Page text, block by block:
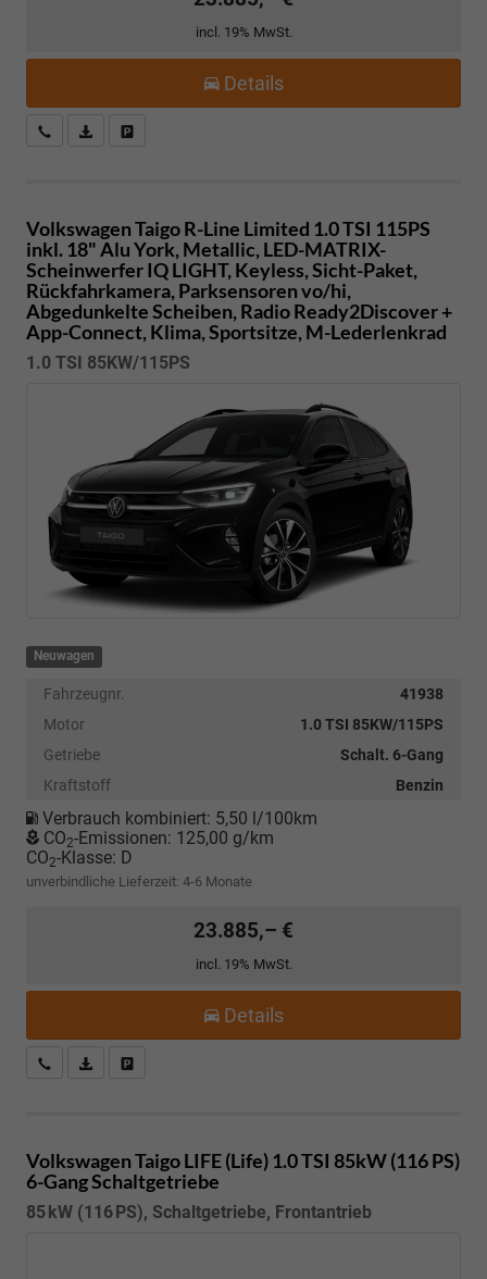
incl. 19% MwSt.
Details
Kostenloser Rückruf-Service
PDF-Datei, Fahrzeugexposé drucken
Volkswagen TaigoR-Line Limited 1.0 TSI 115PS
inkl. 18" Alu York, Metallic, LED-MATRIX-
Scheinwerfer IQ LIGHT, Keyless, Sicht-Paket,
Rückfahrkamera, Parksensoren vo/hi,
Abgedunkelte Scheiben, Radio Ready2Discover +
App-Connect, Klima, Sportsitze, M-Lederlenkrad
1.0 TSI 85KW/115PS
Neuwagen
Fahrzeugnr.
41938
Motor
1.0 TSI 85KW/115PS
Getriebe
Schalt. 6-Gang
Kraftstoff
Benzin
Verbrauch kombiniert: 5,50 l/100km
CO2-Emissionen: 125,00 g/km
CO2-Klasse: D
unverbindliche Lieferzeit: 4-6 Monate
23.885,– €
incl. 19% MwSt.
Details
Kostenloser Rückruf-Service
PDF-Datei, Fahrzeugexposé drucken
Volkswagen TaigoLIFE (Life) 1.0 TSI 85kW (116 PS)
6-Gang Schaltgetriebe
85 kW (116 PS), Schaltgetriebe, Frontantrieb